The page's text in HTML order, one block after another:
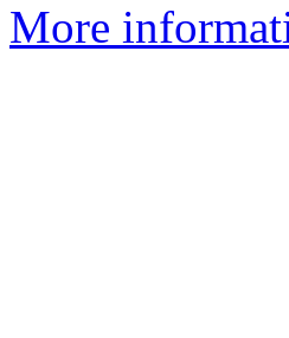
More